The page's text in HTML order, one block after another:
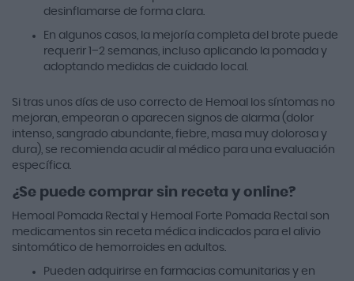
desinflamarse de forma clara.
En algunos casos, la mejoría completa del brote puede
requerir 1–2 semanas, incluso aplicando la pomada y
adoptando medidas de cuidado local.
Si tras unos días de uso correcto de Hemoal los síntomas no
mejoran, empeoran o aparecen signos de alarma (dolor
intenso, sangrado abundante, fiebre, masa muy dolorosa y
dura), se recomienda acudir al médico para una evaluación
específica.
¿Se puede comprar sin receta y online?
Hemoal Pomada Rectal y Hemoal Forte Pomada Rectal son
medicamentos sin receta médica indicados para el alivio
sintomático de hemorroides en adultos.
Pueden adquirirse en farmacias comunitarias y en